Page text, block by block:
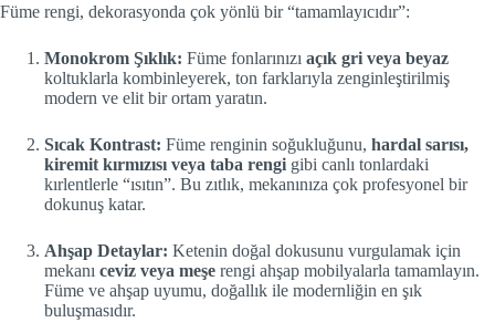
Füme rengi, dekorasyonda çok yönlü bir “tamamlayıcıdır”:
Monokrom Şıklık: Füme fonlarınızı açık gri veya beyaz
koltuklarla kombinleyerek, ton farklarıyla zenginleştirilmiş
modern ve elit bir ortam yaratın.
Sıcak Kontrast: Füme renginin soğukluğunu, hardal sarısı,
kiremit kırmızısı veya taba rengi gibi canlı tonlardaki
kırlentlerle “ısıtın”. Bu zıtlık, mekanınıza çok profesyonel bir
dokunuş katar.
Ahşap Detaylar: Ketenin doğal dokusunu vurgulamak için
mekanı ceviz veya meşe rengi ahşap mobilyalarla tamamlayın.
Füme ve ahşap uyumu, doğallık ile modernliğin en şık
buluşmasıdır.